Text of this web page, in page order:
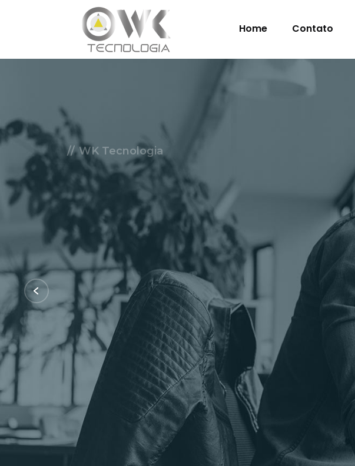
Home Contato
WK Tecnologia
Soluções
Nuvem.
Certificações: AWS Partner, Microsoft Gold
Fale Conosco